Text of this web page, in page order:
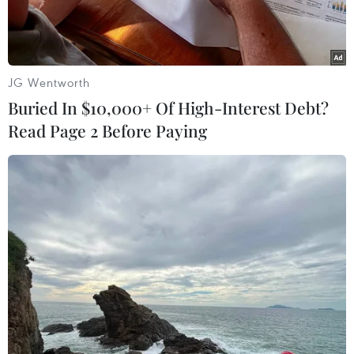
Trong 6 tháng đầu năm 2022, với nhiệm vụ là cơ
quan đầu mối hướng dẫn, tổng hợp, lập và trình
phê duyệt kế hoạch xây dựng tiêu chuẩn quốc
gia (gọi tắt là TCVN), Tổng cục Tiêu chuẩn Đo
lường Chất lượng đã tham mưu, góp ý, thẩm
JG Wentworth
Buried In $10,000+ Of High-Interest Debt?
Read Page 2 Before Paying